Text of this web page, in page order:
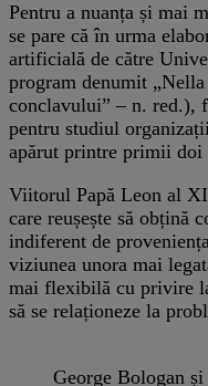
Pentru a nuanța și mai
se pare că în urma
artificială de către
program denumit
conclavului” – n. red.),
pentru studiul
apărut printre primii
Viitorul Papă Leon al
care reușește să obțină
indiferent de
viziunea unora mai
mai flexibilă cu privire
să se relaționeze la
George Bologan